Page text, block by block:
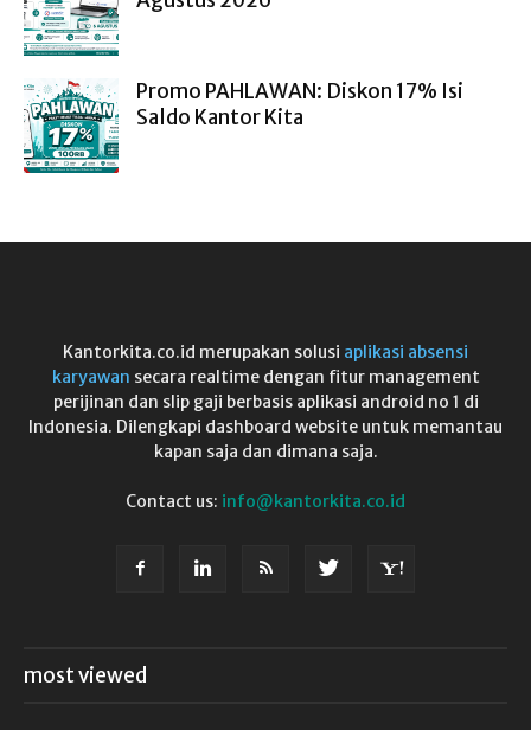
Promo PAHLAWAN: Diskon 17% Isi
Saldo Kantor Kita
Kantorkita.co.id merupakan solusi aplikasi absensi
karyawan secara realtime dengan fitur management
perijinan dan slip gaji berbasis aplikasi android no 1 di
Indonesia. Dilengkapi dashboard website untuk memantau
kapan saja dan dimana saja.
Contact us: info@kantorkita.co.id
most viewed